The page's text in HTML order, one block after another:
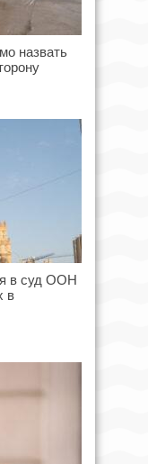
назвать
в суд ООН
в